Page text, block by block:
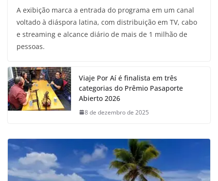
A exibição marca a entrada do programa em um canal
voltado à diáspora latina, com distribuição em TV, cabo
e streaming e alcance diário de mais de 1 milhão de
pessoas.
Viaje Por Aí é finalista em três
categorias do Prêmio Pasaporte
Abierto 2026
8 de dezembro de 2025